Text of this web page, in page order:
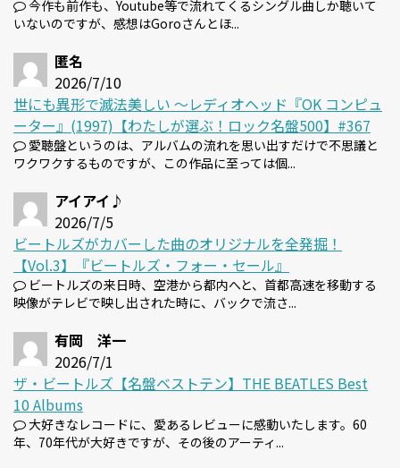
今作も前作も、Youtube等で流れてくるシングル曲しか聴いて
いないのですが、感想はGoroさんとほ...
匿名
2026/7/10
世にも異形で滅法美しい 〜レディオヘッド『OK コンピュ
ーター』(1997)【わたしが選ぶ！ロック名盤500】#367
愛聴盤というのは、アルバムの流れを思い出すだけで不思議と
ワクワクするものですが、この作品に至っては個...
アイアイ♪
2026/7/5
ビートルズがカバーした曲のオリジナルを全発掘！
【Vol.3】『ビートルズ・フォー・セール』
ビートルズの来日時、空港から都内へと、首都高速を移動する
映像がテレビで映し出された時に、バックで流さ...
有岡 洋一
2026/7/1
ザ・ビートルズ【名盤ベストテン】THE BEATLES Best
10 Albums
大好きなレコードに、愛あるレビューに感動いたします。60
年、70年代が大好きですが、その後のアーティ...